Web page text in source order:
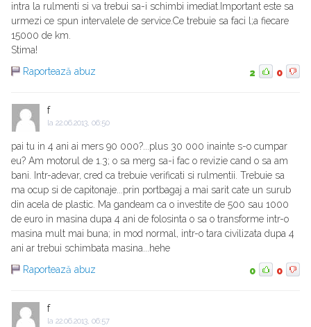
intra la rulmenti si va trebui sa-i schimbi imediat.Important este sa
urmezi ce spun intervalele de service.Ce trebuie sa faci l;a fiecare
15000 de km.
Stima!
Raportează abuz
2 0
f
la 22.06.2013, 06:50
pai tu in 4 ani ai mers 90 000?...plus 30 000 inainte s-o cumpar
eu? Am motorul de 1.3; o sa merg sa-i fac o revizie cand o sa am
bani. Intr-adevar, cred ca trebuie verificati si rulmentii. Trebuie sa
ma ocup si de capitonaje...prin portbagaj a mai sarit cate un surub
din acela de plastic. Ma gandeam ca o investite de 500 sau 1000
de euro in masina dupa 4 ani de folosinta o sa o transforme intr-o
masina mult mai buna; in mod normal, intr-o tara civilizata dupa 4
ani ar trebui schimbata masina...hehe
Raportează abuz
0 0
f
la 22.06.2013, 06:57